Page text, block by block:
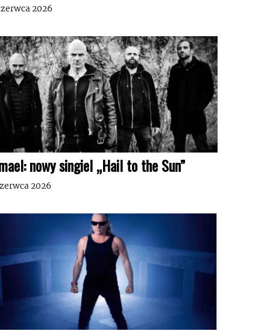
2026
nowy singiel „Hail to the Sun”
2026